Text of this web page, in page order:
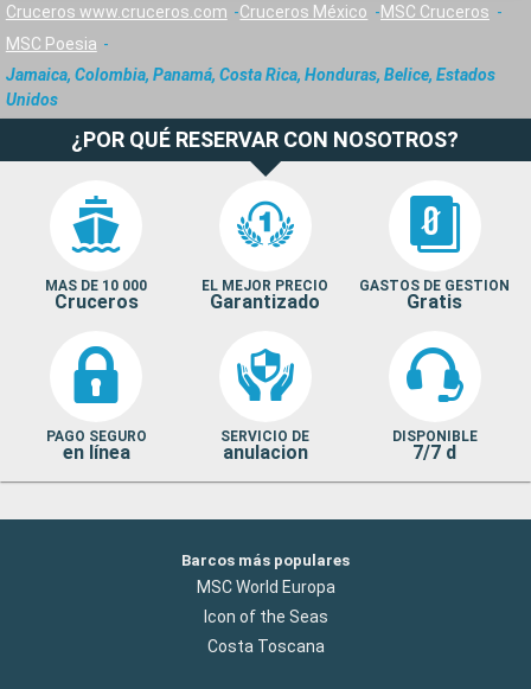
Cruceros www.cruceros.com Cruceros México
MSC Cruceros
MSC Poesia
Jamaica, Colombia, Panamá, Costa Rica, Honduras, Belice, Estados
Unidos
¿POR QUÉ RESERVAR CON NOSOTROS?
MAS DE 10 000
Cruceros
EL MEJOR PRECIO
Garantizado
GASTOS DE GESTION
Gratis
PAGO SEGURO
en línea
SERVICIO DE
anulacion
DISPONIBLE
7/7 d
Barcos más populares
MSC World Europa
Icon of the Seas
Costa Toscana